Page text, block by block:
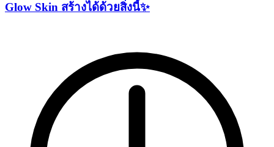
Glow Skin สร้างได้ด้วยสิ่งนี้✨